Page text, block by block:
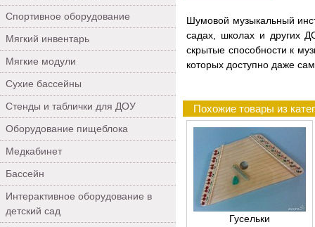
Спортивное оборудование
Мягкий инвентарь
Мягкие модули
Сухие бассейны
Стенды и таблички для ДОУ
Оборудование пищеблока
Медкабинет
Бассейн
Интерактивное оборудование в
детский сад
Шумовой музыкальный
садах, школах и других
скрытые способности к
которых доступно даже
Похожие товары из
Гусельки